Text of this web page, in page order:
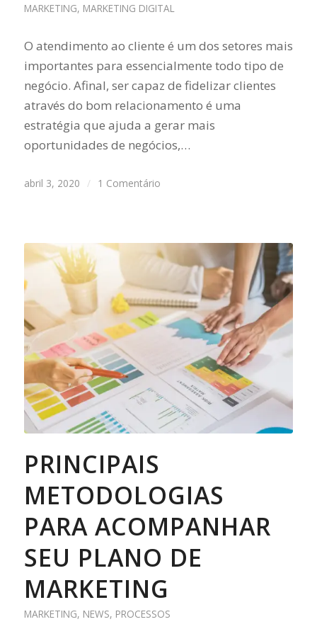
MARKETING, MARKETING DIGITAL
O atendimento ao cliente é um dos setores mais
importantes para essencialmente todo tipo de
negócio. Afinal, ser capaz de fidelizar clientes
através do bom relacionamento é uma
estratégia que ajuda a gerar mais
oportunidades de negócios,…
abril 3, 2020 / 1 Comentário
PRINCIPAIS
METODOLOGIAS
PARA ACOMPANHAR
SEU PLANO DE
MARKETING
MARKETING, NEWS, PROCESSOS